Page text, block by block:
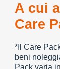
A cui
Care
*Il Care
beni
Pack varia